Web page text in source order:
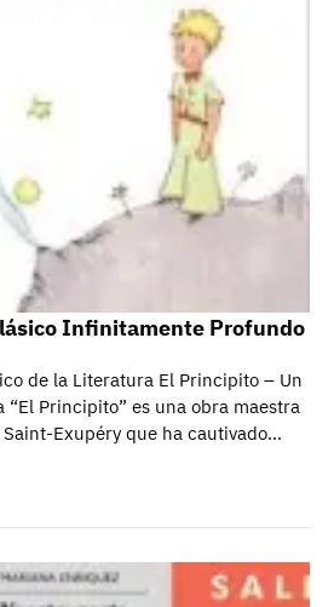
Infinitamente Profundo
de la Literatura El Principito – Un
“El Principito” es una obra maestra
Exupéry que ha cautivado…